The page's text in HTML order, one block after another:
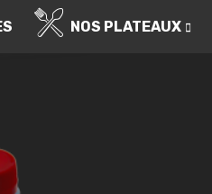
NOS PLATEAUX